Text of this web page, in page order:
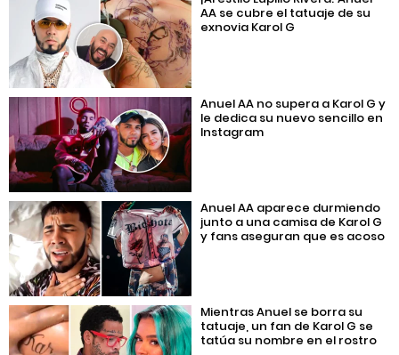
AA se cubre el tatuaje de su
exnovia Karol G
Anuel AA no supera a Karol G y
le dedica su nuevo sencillo en
Instagram
Anuel AA aparece durmiendo
junto a una camisa de Karol G
y fans aseguran que es acoso
Mientras Anuel se borra su
tatuaje, un fan de Karol G se
tatúa su nombre en el rostro